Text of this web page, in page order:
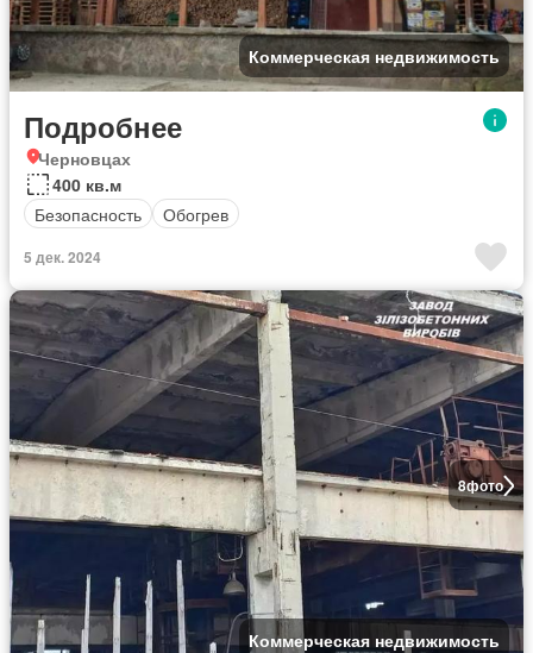
Коммерческая недвижимость
Подробнее
Черновцах
400 кв.м
Безопасность
Обогрев
5 дек. 2024
8фото
Коммерческая недвижимость